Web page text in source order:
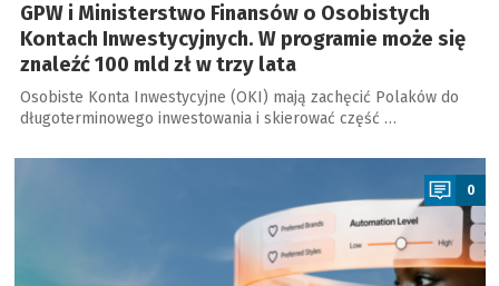
GPW i Ministerstwo Finansów o Osobistych
Kontach Inwestycyjnych. W programie może się
znaleźć 100 mld zł w trzy lata
Osobiste Konta Inwestycyjne (OKI) mają zachęcić Polaków do
długoterminowego inwestowania i skierować część …
a
0